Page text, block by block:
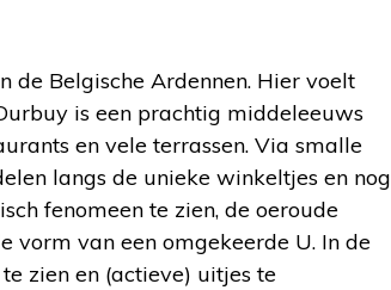
de Belgische Ardennen. Hier voelt
is een prachtig middeleeuws
en vele terrassen. Via smalle
langs de unieke winkeltjes en nog
fenomeen te zien, de oeroude
vorm van een omgekeerde U. In de
zien en (actieve) uitjes te